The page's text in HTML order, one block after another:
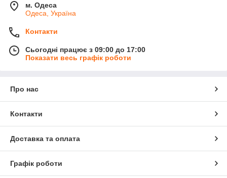
м. Одеса
Одеса, Україна
Контакти
Сьогодні працює з 09:00 до 17:00
Показати весь графік роботи
Про нас
Контакти
Доставка та оплата
Графік роботи